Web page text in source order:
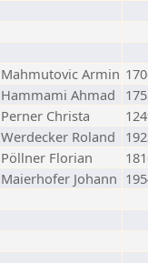
Mahmutovic Armin
Hammami Ahmad
Perner Christa
Werdecker Roland
Pöllner Florian
Maierhofer Johann